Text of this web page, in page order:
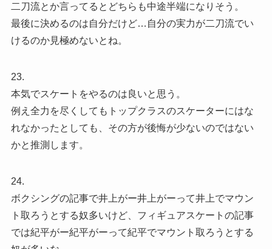
二刀流とか言ってるとどちらも中途半端になりそう。
最後に決めるのは自分だけど…自分の実力が二刀流でい
けるのか見極めないとね。
23.
本気でスケートをやるのは良いと思う。
例え全力を尽くしてもトップクラスのスケーターにはな
れなかったとしても、その方が後悔が少ないのではない
かと推測します。
24.
ボクシングの記事で井上がー井上がーって井上でマウン
ト取ろうとする奴多いけど、フィギュアスケートの記事
では紀平がー紀平がーって紀平でマウント取ろうとする